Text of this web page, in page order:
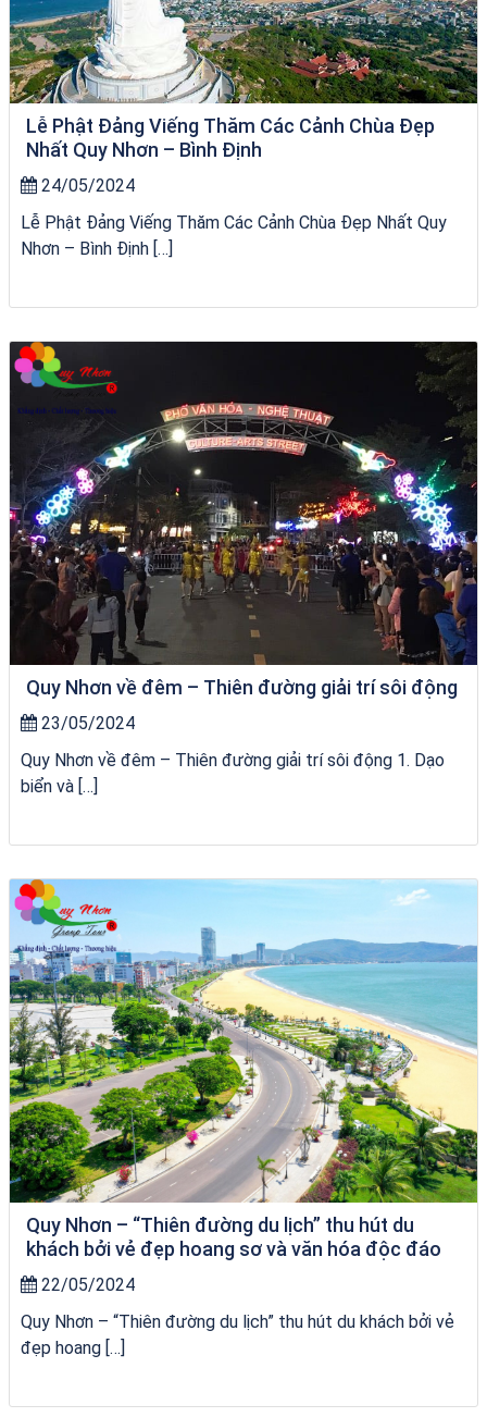
Lễ Phật Đảng Viếng Thăm Các Cảnh Chùa Đẹp
Nhất Quy Nhơn – Bình Định
24/05/2024
Lễ Phật Đảng Viếng Thăm Các Cảnh Chùa Đẹp Nhất Quy
Nhơn – Bình Định […]
Quy Nhơn về đêm – Thiên đường giải trí sôi động
23/05/2024
Quy Nhơn về đêm – Thiên đường giải trí sôi động 1. Dạo
biển và […]
Quy Nhơn – “Thiên đường du lịch” thu hút du
khách bởi vẻ đẹp hoang sơ và văn hóa độc đáo
22/05/2024
Quy Nhơn – “Thiên đường du lịch” thu hút du khách bởi vẻ
đẹp hoang […]